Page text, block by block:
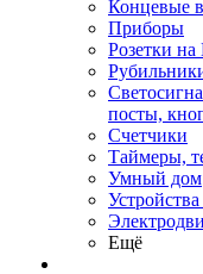
Концевые
Приборы
Розетки
посты,
Счетчики
Таймеры,
Умный дом
Ещё